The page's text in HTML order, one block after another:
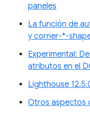
paneles
La función de
y corner-*-
Experimental:
atributos en el
Lighthouse
Otros aspectos